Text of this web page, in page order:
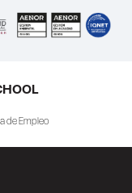
de Empleo